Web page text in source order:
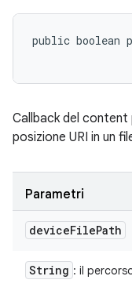
public boolean
Callback del content
posizione URI in un
Parametri
deviceFilePath
String : il